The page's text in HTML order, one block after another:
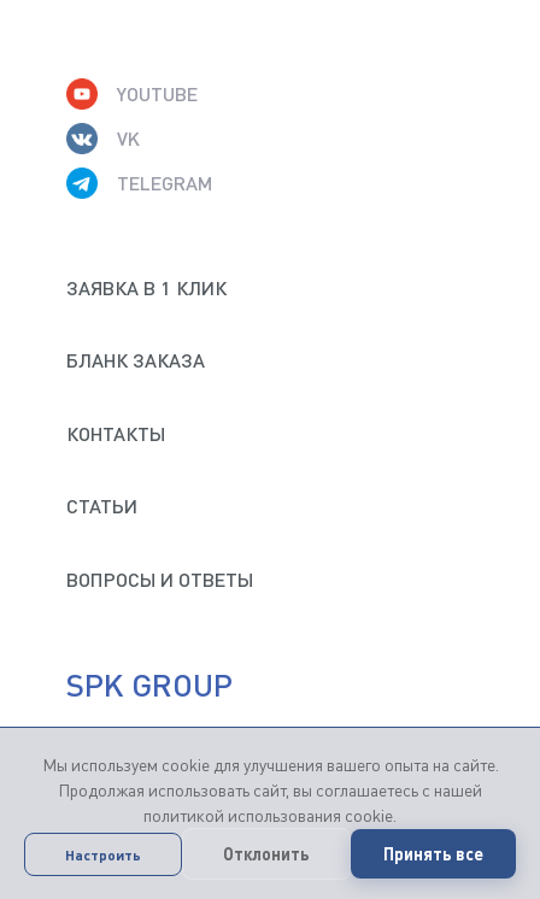
Мы используем cookie для улучшения вашего опыта на сайте.
Продолжая использовать сайт, вы соглашаетесь с нашей
политикой использования cookie.
Настроить Отклонить Принять все
ЗАЯВКА В 1 КЛИК
БЛАНК ЗАКАЗА
КОНТАКТЫ
СТАТЬИ
ВОПРОСЫ И ОТВЕТЫ
YOUTUBE
VK
TELEGRAM
SPK GROUP
Продвижение сайтов — Студия "Кутузов"
Продолжая пользование сайтом, вы соглашаетесь
сприменением файлов cookie